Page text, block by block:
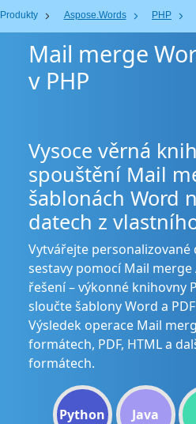
Produkty Aspose.Words PHP
Mail merge
v PHP
Vysoce věrná
spouštění Mail
šablonách Word
datech z
Vytvářejte personalizované
sestavy pomocí Mail merge
řešení – výkonné knihovny
sloučte šablony Word a
Výsledek operace Mail
formátech, PDF, HTML a
formátech.
Python Java